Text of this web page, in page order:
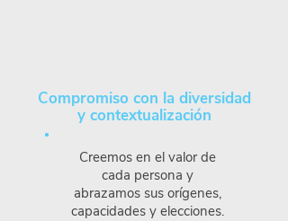
Compromiso con la diversidad
y contextualización
Creemos en el valor de
cada persona y
abrazamos sus orígenes,
capacidades y elecciones.